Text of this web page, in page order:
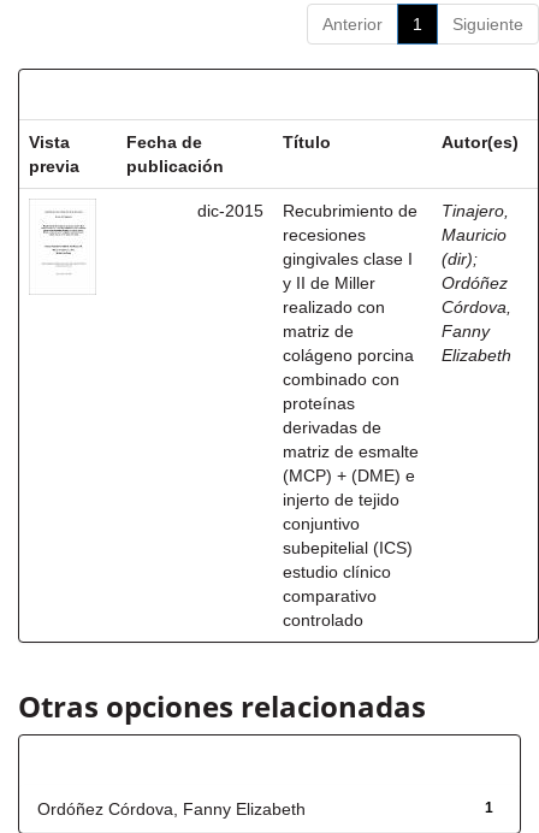
Anterior 1 Siguiente
Vista
previa
Fecha de
publicación
Título Autor(es)
dic-2015
Recubrimiento de
recesiones
gingivales clase I
y II de Miller
realizado con
matriz de
colágeno porcina
combinado con
proteínas
derivadas de
matriz de esmalte
(MCP) + (DME) e
injerto de tejido
conjuntivo
subepitelial (ICS)
estudio clínico
comparativo
controlado
Tinajero,
Mauricio
(dir);
Ordóñez
Córdova,
Fanny
Elizabeth
Otras opciones relacionadas
1
Ordóñez Córdova, Fanny Elizabeth